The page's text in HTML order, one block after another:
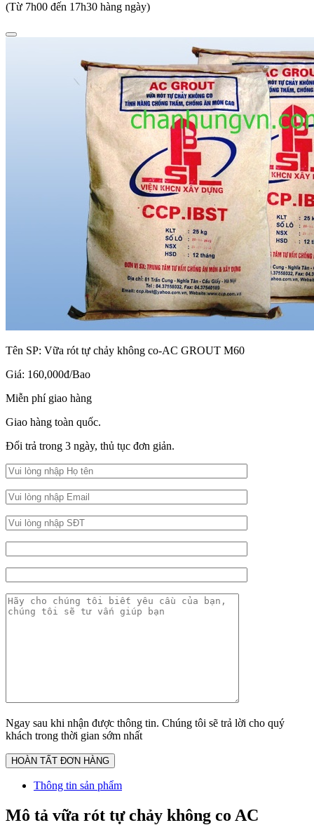
(Từ 7h00 đến 17h30 hàng ngày)
Tên SP: Vữa rót tự chảy không co-AC GROUT M60
Giá: 160,000đ/Bao
Miễn phí giao hàng
Giao hàng toàn quốc.
Đổi trả trong 3 ngày, thủ tục đơn giản.
Ngay sau khi nhận được thông tin. Chúng tôi sẽ trả lời cho quý
khách trong thời gian sớm nhất
Thông tin sản phẩm
Mô tả vữa rót tự chảy không co AC